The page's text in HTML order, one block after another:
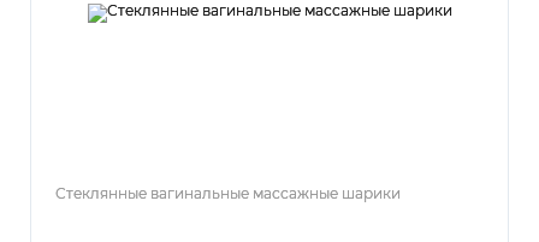
Стеклянные вагинальные массажные шарики